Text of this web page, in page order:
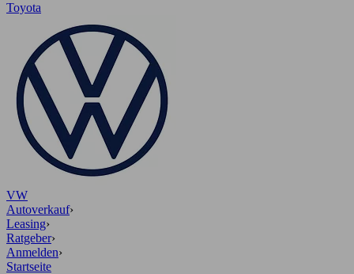
Toyota
VW
Autoverkauf›
Leasing›
Ratgeber›
Anmelden›
Startseite